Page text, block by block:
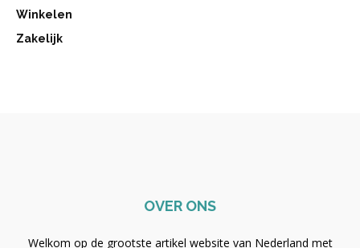
Winkelen
Zakelijk
OVER ONS
Welkom op de grootste artikel website van Nederland met